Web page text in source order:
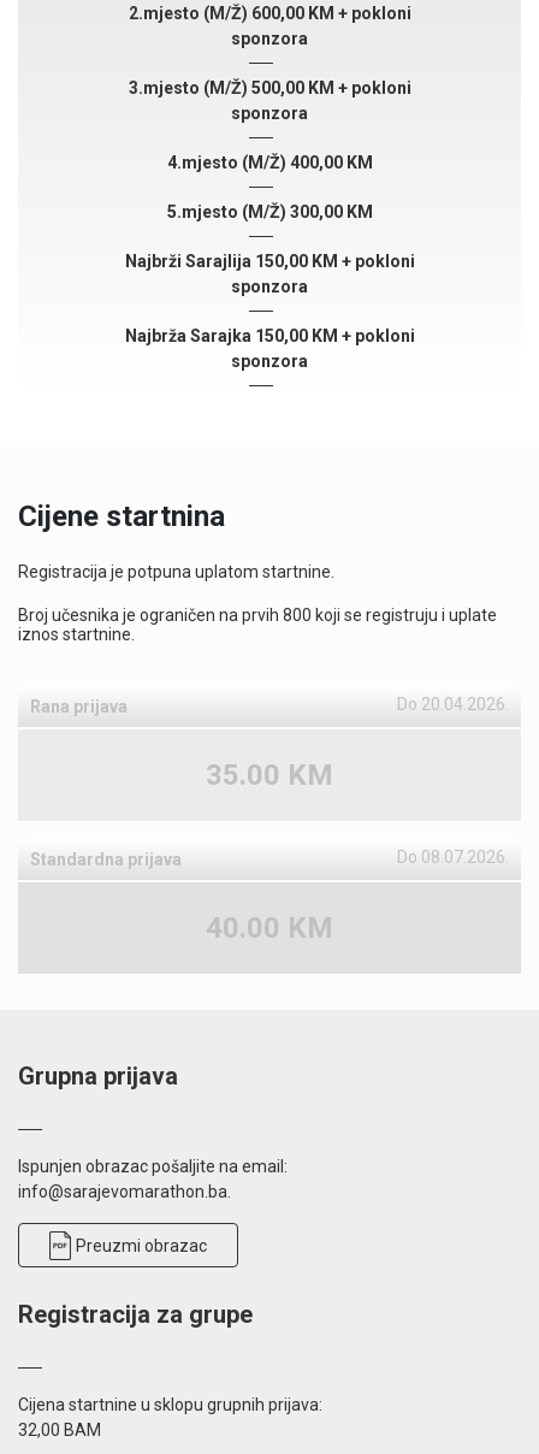
2.mjesto (M/Ž) 600,00 KM + pokloni
sponzora
3.mjesto (M/Ž) 500,00 KM + pokloni
sponzora
4.mjesto (M/Ž) 400,00 KM
5.mjesto (M/Ž) 300,00 KM
Najbrži Sarajlija 150,00 KM + pokloni
sponzora
Najbrža Sarajka 150,00 KM + pokloni
sponzora
Cijene startnina
Registracija je potpuna uplatom startnine.
Broj učesnika je ograničen na prvih 800 koji se registruju i uplate
iznos startnine.
Rana prijava Do 20.04.2026.
35.00 KM
Standardna prijava Do 08.07.2026.
40.00 KM
Grupna prijava
Ispunjen obrazac pošaljite na email:
info@sarajevomarathon.ba.
Preuzmi obrazac
Registracija za grupe
Cijena startnine u sklopu grupnih prijava:
32,00 BAM